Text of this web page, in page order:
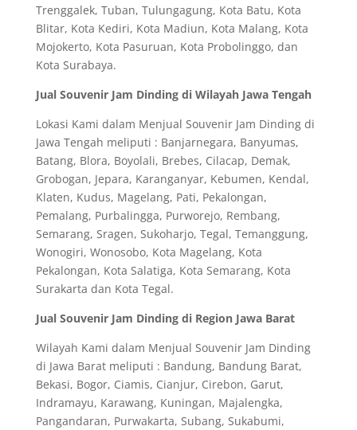
Trenggalek, Tuban, Tulungagung, Kota Batu, Kota
Blitar, Kota Kediri, Kota Madiun, Kota Malang, Kota
Mojokerto, Kota Pasuruan, Kota Probolinggo, dan
Kota Surabaya.
Jual Souvenir Jam Dinding di Wilayah Jawa Tengah
Lokasi Kami dalam Menjual Souvenir Jam Dinding di
Jawa Tengah meliputi : Banjarnegara, Banyumas,
Batang, Blora, Boyolali, Brebes, Cilacap, Demak,
Grobogan, Jepara, Karanganyar, Kebumen, Kendal,
Klaten, Kudus, Magelang, Pati, Pekalongan,
Pemalang, Purbalingga, Purworejo, Rembang,
Semarang, Sragen, Sukoharjo, Tegal, Temanggung,
Wonogiri, Wonosobo, Kota Magelang, Kota
Pekalongan, Kota Salatiga, Kota Semarang, Kota
Surakarta dan Kota Tegal.
Jual Souvenir Jam Dinding di Region Jawa Barat
Wilayah Kami dalam Menjual Souvenir Jam Dinding
di Jawa Barat meliputi : Bandung, Bandung Barat,
Bekasi, Bogor, Ciamis, Cianjur, Cirebon, Garut,
Indramayu, Karawang, Kuningan, Majalengka,
Pangandaran, Purwakarta, Subang, Sukabumi,